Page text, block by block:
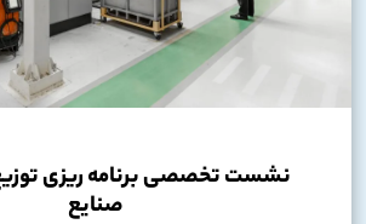
نشست تخصصی برنامه ریزی
صنایع